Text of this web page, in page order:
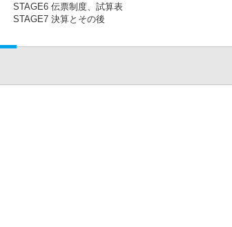
STAGE6 伝票制度、試算表
STAGE7 決算とその後